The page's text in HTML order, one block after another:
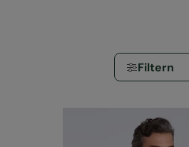
Filtern